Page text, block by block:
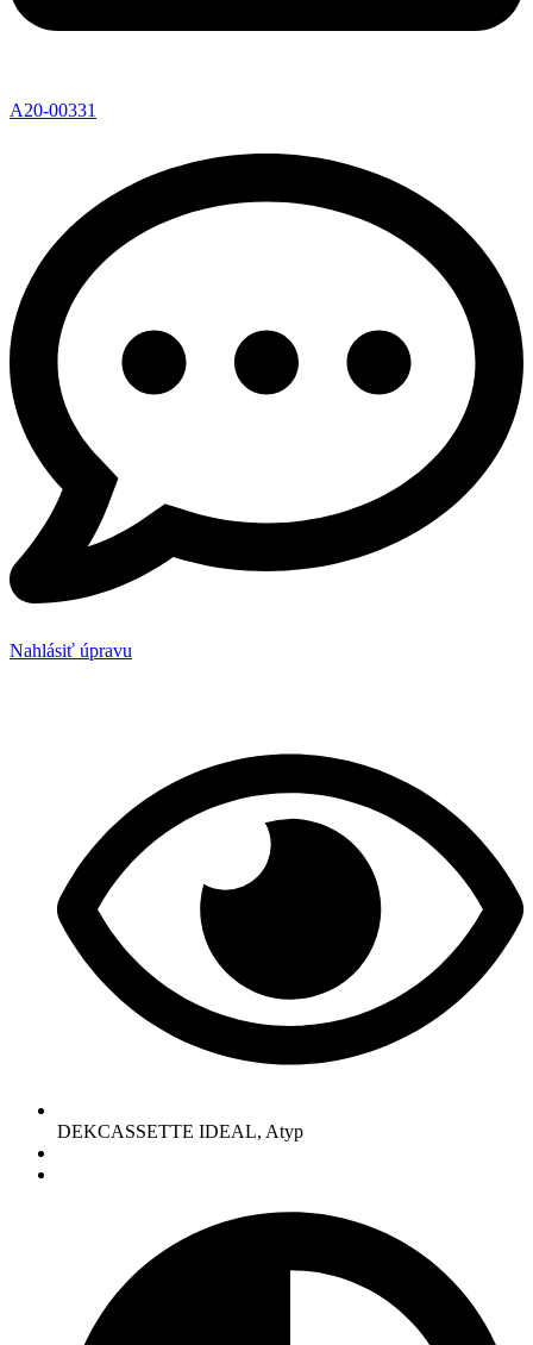
A20-00331
Nahlásiť úpravu
DEKCASSETTE IDEAL, Atyp